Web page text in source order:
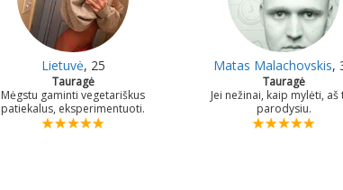
Lietuvė, 25
Tauragė
Mėgstu gaminti vegetariškus
patiekalus, eksperimentuoti.
Matas Malachovskis,
Tauragė
Jei nežinai, kaip mylėti, aš
parodysiu.